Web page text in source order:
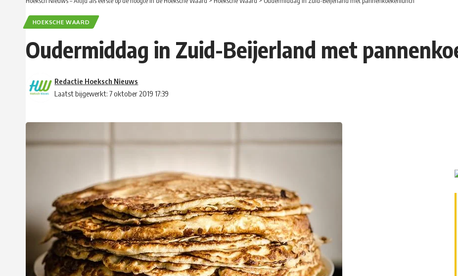
HOEKSCHE WAARD
Oudermiddag in Zuid-Beijerland met
Laatst bijgewerkt: 7 oktober 2019 17:39
Redactie Hoeksch Nieuws